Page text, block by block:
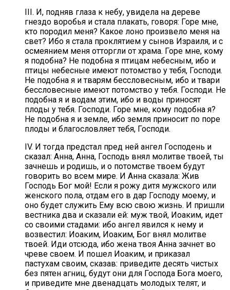
III. И, подняв глаза к небу, увидела на дереве
гнездо воробья и стала плакать, говоря: Горе мне,
кто породил меня? Какое лоно произвело меня на
свет? Ибо я стала проклятием у сынов Израиля, и с
осмеянием меня отторгли от храма. Горе мне, кому
я подобна? Не подобна я птицам небесным, ибо и
птицы небесные имеют потомство у тебя, Господи.
Не подобна я и тварям бессловесным, ибо и твари
бессловесные имеют потомство у тебя. Господи. Не
подобна я и водам этим, ибо и воды приносят
плоды у тебя. Господи. Горе мне, кому подобна я?
Не подобна я и земле, ибо земля приносит по поре
плоды и благословляет тебя, Господи.
IV. И тогда предстал пред ней ангел Господень и
сказал: Анна, Анна, Господь внял молитве твоей, ты
зачнешь и родишь, и о потомстве твоем будут
говорить во всем мире. И Анна сказала: Жив
Господь Бог мой! Если я рожу дитя мужского или
женского пола, отдам его в дар Господу моему, и
оно будет служить Ему всю свою жизнь. И пришли
вестника два и сказали ей: муж твой, Иоаким, идет
со своими стадами: ибо ангел явился к нему и
возвестил: Иоаким, Иоаким, Бог внял молитве
твоей. Иди отсюда, ибо жена твоя Анна зачнет во
чреве своем. И пошел Иоаким, и приказал
пастухам своим, сказав: приведите десять чистых
без пятен агниц, будут они для Господа Бога моего,
и приведите мне двенадцать молодых телят, и